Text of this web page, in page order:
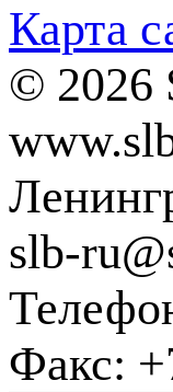
Карта
© 2026
slb-
Факс: